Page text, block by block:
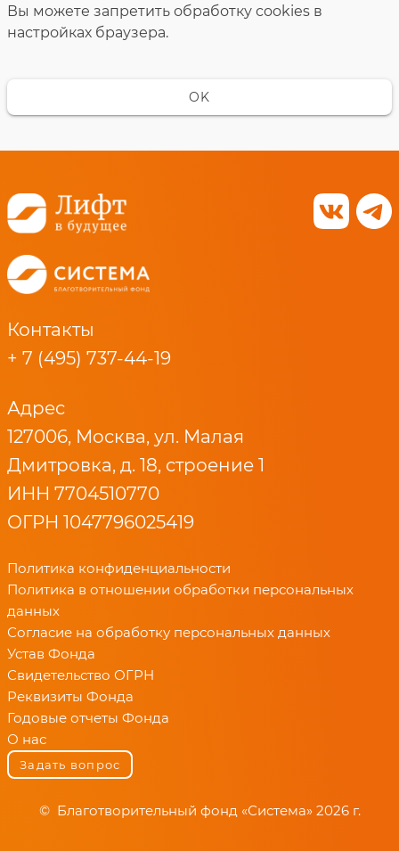
Вы можете запретить обработку сookies в
настройках браузера.
OK
Контакты
+ 7 (495) 737-44-19
Адрес
127006, Москва, ул. Малая
Дмитровка, д. 18, строение 1
ИНН 7704510770
ОГРН 1047796025419
Политика конфиденциальности
Политика в отношении обработки персональных
данных
Согласие на обработку персональных данных
Устав Фонда
Свидетельство ОГРН
Реквизиты Фонда
Годовые отчеты Фонда
О нас
Задать вопрос
© Благотворительный фонд «Система» 2026 г.